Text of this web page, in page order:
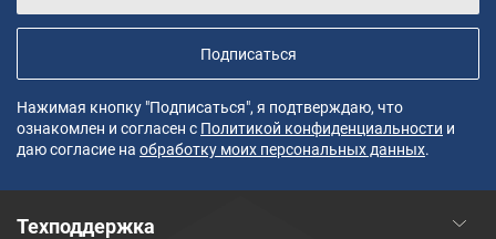
Подписаться
Нажимая кнопку "Подписаться", я подтверждаю, что
ознакомлен и согласен с Политикой конфиденциальности и
даю согласие на обработку моих персональных данных.
Техподдержка